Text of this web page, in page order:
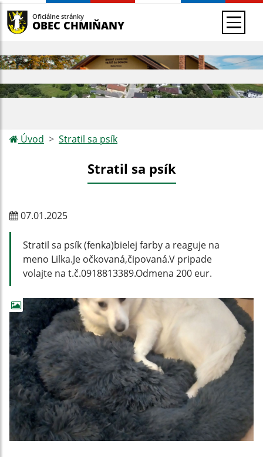
Oficiálne stránky
OBEC CHMIŇANY
Úvod Stratil sa psík
Stratil sa psík
07.01.2025
Stratil sa psík (fenka)bielej farby a reaguje na
meno Lilka.Je očkovaná,čipovaná.V pripade
volajte na t.č.0918813389.Odmena 200 eur.